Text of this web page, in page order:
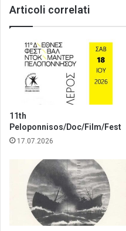
Articoli correlati
11th
Peloponnisos/Doc/Film/Fest
17.07.2026